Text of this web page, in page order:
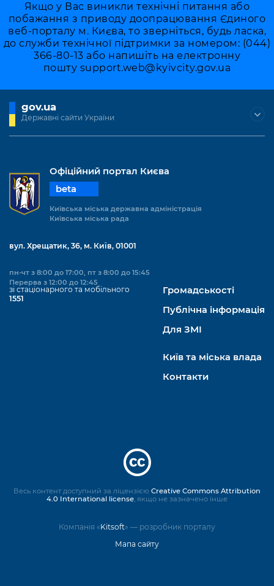
Якщо у Вас виникли технічні питання або
побажання з приводу доопрацювання Єдиного
веб-порталу м. Києва, то зверніться, будь ласка,
до служби технічної підтримки за номером: (044)
366-80-13 або напишіть на електронну
пошту support.web@kyivcity.gov.ua
gov.ua
Державні сайти України
Офіційний портал Києва
beta
Київська міська державна адміністрація
Київська міська рада
вул. Хрещатик, 36, м. Київ, 01001
пн-чт з 8:00 до 17:00, пт з 8:00 до 15:45
Перерва з 12:00 до 12:45
зі стаціонарного та мобільного
1551
Громадськості
Публічна інформація
Для ЗМІ
Київ та міська влада
Контакти
Компанія «Kitsoft» — розробник порталу
Мапа сайту
Весь контент доступний за ліцензією Creative Commons Attribution
4.0 International license, якщо не зазначено інше